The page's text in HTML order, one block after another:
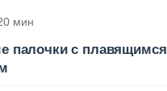
мин
палочки с плавящимся